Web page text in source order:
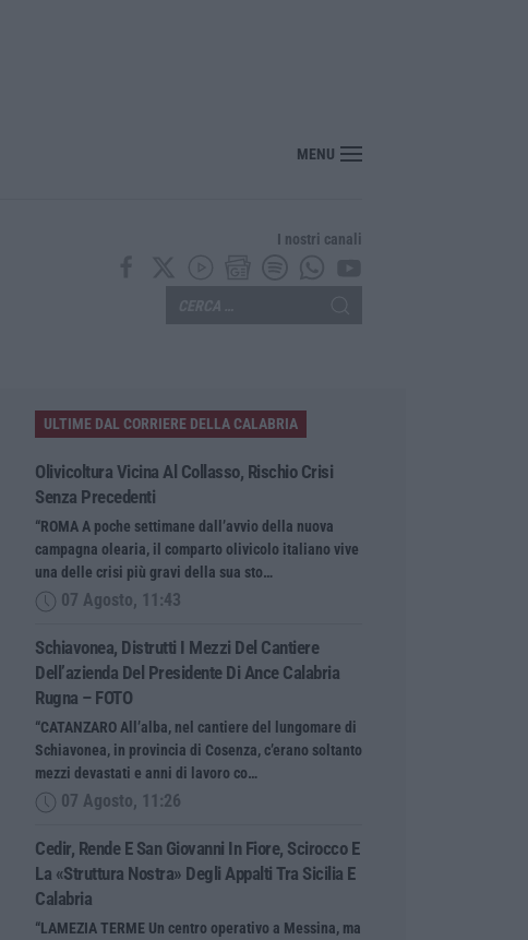
MENU
I nostri canali
ULTIME DAL CORRIERE DELLA CALABRIA
Olivicoltura Vicina Al Collasso, Rischio Crisi
Senza Precedenti
“ROMA A poche settimane dall’avvio della nuova
campagna olearia, il comparto olivicolo italiano vive
una delle crisi più gravi della sua sto…
07 Agosto, 11:43
Schiavonea, Distrutti I Mezzi Del Cantiere
Dell’azienda Del Presidente Di Ance Calabria
Rugna – FOTO
“CATANZARO All’alba, nel cantiere del lungomare di
Schiavonea, in provincia di Cosenza, c’erano soltanto
mezzi devastati e anni di lavoro co…
07 Agosto, 11:26
Cedir, Rende E San Giovanni In Fiore, Scirocco E
La «struttura Nostra» Degli Appalti Tra Sicilia E
Calabria
“LAMEZIA TERME Un centro operativo a Messina, ma